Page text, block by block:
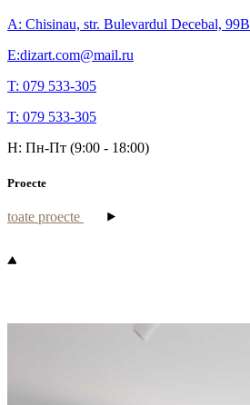
A: Chisinau, str. Bulevardul Decebal, 99B
E:dizart.com@mail.ru
T: 079 533-305
T: 079 533-305
H: Пн-Пт (9:00 - 18:00)
Proecte
toate proecte